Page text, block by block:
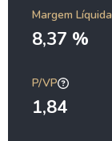
Margem Líquida
8,37 %
P/VP
1,84